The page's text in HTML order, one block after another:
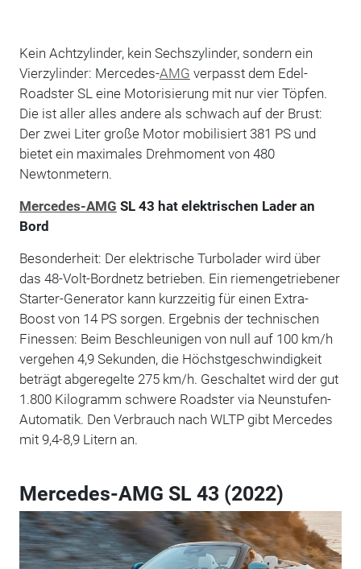
Kein Achtzylinder, kein Sechszylinder, sondern ein
Vierzylinder: Mercedes-AMG verpasst dem Edel-
Roadster SL eine Motorisierung mit nur vier Töpfen.
Die ist aller alles andere als schwach auf der Brust:
Der zwei Liter große Motor mobilisiert 381 PS und
bietet ein maximales Drehmoment von 480
Newtonmetern.
Mercedes-AMG SL 43 hat elektrischen Lader an
Bord
Besonderheit: Der elektrische Turbolader wird über
das 48-Volt-Bordnetz betrieben. Ein riemengetriebener
Starter-Generator kann kurzzeitig für einen Extra-
Boost von 14 PS sorgen. Ergebnis der technischen
Finessen: Beim Beschleunigen von null auf 100 km/h
vergehen 4,9 Sekunden, die Höchstgeschwindigkeit
beträgt abgeregelte 275 km/h. Geschaltet wird der gut
1.800 Kilogramm schwere Roadster via Neunstufen-
Automatik. Den Verbrauch nach WLTP gibt Mercedes
mit 9,4-8,9 Litern an.
Mercedes-AMG SL 43 (2022)